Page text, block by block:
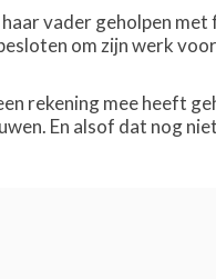
vader geholpen
om zijn werk
rekening mee heeft
En alsof dat nog